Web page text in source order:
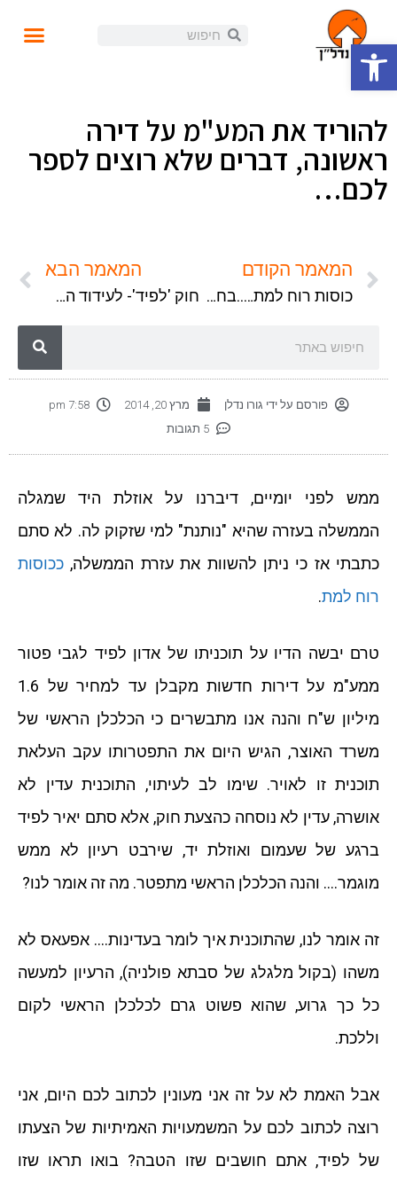
להוריד את המע"מ על דירה
ראשונה, דברים שלא רוצים לספר
לכם…
המאמר הקודם
כוסות רוח למת…..בחסות ממשלת ישראל
המאמר הבא
חוק 'לפיד'- לעידוד השקעות בנדל"ן מניב
פורסם על ידי גורו נדלן מרץ 20, 2014
7:58 pm
5 תגובות
ממש לפני יומיים, דיברנו על אוזלת היד שמגלה
הממשלה בעזרה שהיא "נותנת" למי שזקוק לה. לא סתם
כתבתי אז כי ניתן להשוות את עזרת הממשלה, ככוסות
רוח למת.
טרם יבשה הדיו על תוכניתו של אדון לפיד לגבי פטור
ממע"מ על דירות חדשות מקבלן עד למחיר של 1.6
מיליון ש"ח והנה אנו מתבשרים כי הכלכלן הראשי של
משרד האוצר, הגיש היום את התפטרותו עקב העלאת
תוכנית זו לאויר. שימו לב לעיתוי, התוכנית עדין לא
אושרה, עדין לא נוסחה כהצעת חוק, אלא סתם יאיר לפיד
ברגע של שעמום ואוזלת יד, שירבט רעיון לא ממש
מוגמר…. והנה הכלכלן הראשי מתפטר. מה זה אומר לנו?
זה אומר לנו, שהתוכנית איך לומר בעדינות…. אפעאס לא
משהו (בקול מלגלג של סבתא פולניה), הרעיון למעשה
כל כך גרוע, שהוא פשוט גרם לכלכלן הראשי לקום
וללכת.
אבל האמת לא על זה אני מעונין לכתוב לכם היום, אני
רוצה לכתוב לכם על המשמעויות האמיתיות של הצעתו
של לפיד, אתם חושבים שזו הטבה? בואו תראו שזו
פתח סרגל נגישות